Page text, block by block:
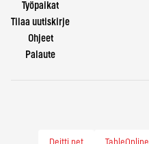
Työpaikat
Tilaa uutiskirje
Ohjeet
Palaute